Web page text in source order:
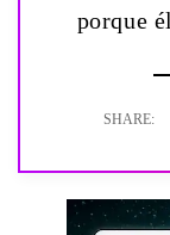
porque